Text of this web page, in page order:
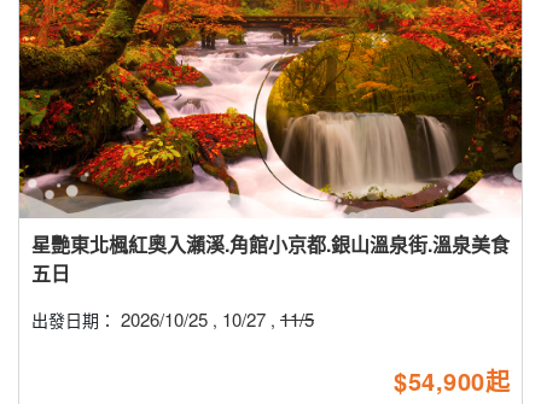
星艷東北楓紅奧入瀨溪.角館小京都.銀山溫泉街.溫泉美食
五日
出發日期： 2026/10/25 , 10/27 , 11/5
$54,900起